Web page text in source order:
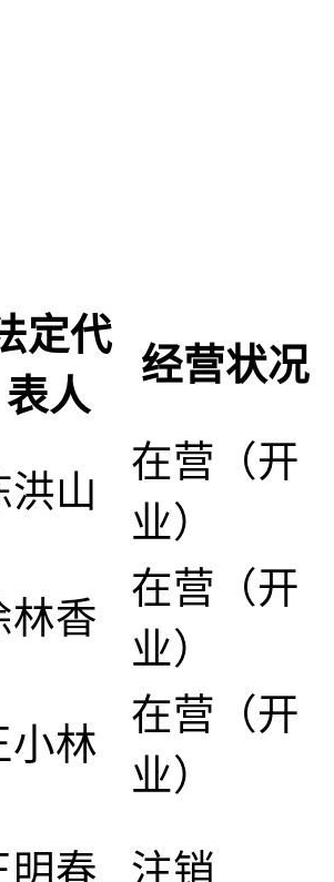
定代
表人
经营状况
洪山
在营（开
业）
林香
在营（开
业）
小林
在营（开
业）
明春 注销